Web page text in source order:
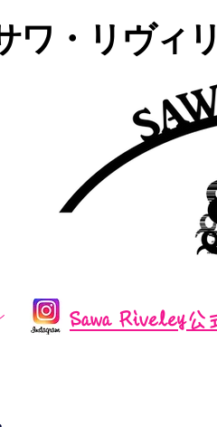
ワ・リヴィ
Sawa Riveley公